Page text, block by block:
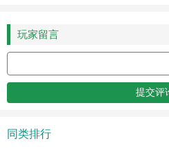
玩家留言
同类排行